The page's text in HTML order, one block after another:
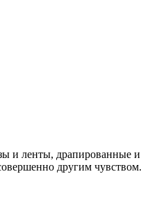
и ленты, драпированные
другим